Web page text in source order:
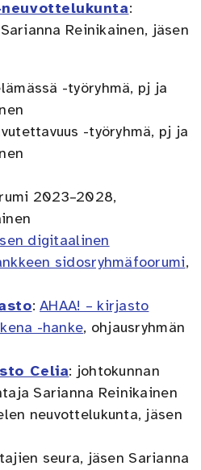
:
Reinikainen, jäsen
-työryhmä, pj ja
-työryhmä, pj ja
2023–2028,
digitaalinen
sidosryhmäfoorumi,
:AHAA! – kirjasto
-hanke, ohjausryhmän
Celia: johtokunnan
Sarianna Reinikainen
neuvottelukunta, jäsen
seura, jäsen Sarianna